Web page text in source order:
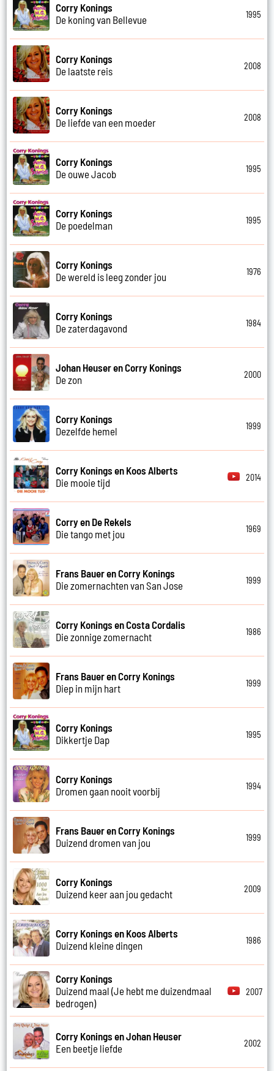
Corry Konings
De koning van Bellevue
1995
Corry Konings
De laatste reis
2008
Corry Konings
De liefde van een moeder
2008
Corry Konings
De ouwe Jacob
1995
Corry Konings
De poedelman
1995
Corry Konings
De wereld is leeg zonder jou
1976
Corry Konings
De zaterdagavond
1984
Johan Heuser en Corry Konings
De zon
2000
Corry Konings
Dezelfde hemel
1999
Corry Konings en Koos Alberts
Die mooie tijd
2014
Corry en De Rekels
Die tango met jou
1969
Frans Bauer en Corry Konings
Die zomernachten van San Jose
1999
Corry Konings en Costa Cordalis
Die zonnige zomernacht
1986
Frans Bauer en Corry Konings
Diep in mijn hart
1999
Corry Konings
Dikkertje Dap
1995
Corry Konings
Dromen gaan nooit voorbij
1994
Frans Bauer en Corry Konings
Duizend dromen van jou
1999
Corry Konings
Duizend keer aan jou gedacht
2009
Corry Konings en Koos Alberts
Duizend kleine dingen
1986
Corry Konings
Duizend maal (Je hebt me duizendmaal
bedrogen)
2007
Corry Konings en Johan Heuser
Een beetje liefde
2002